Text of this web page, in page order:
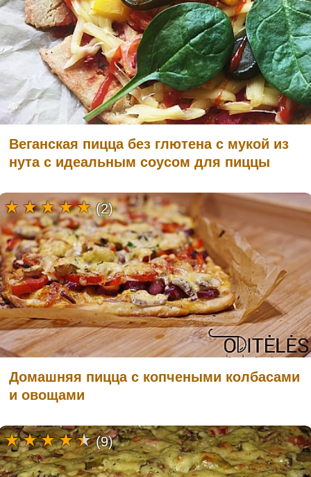
Веганская пицца без глютена с мукой из
нута с идеальным соусом для пиццы
Домашняя пицца с копчеными колбасами
и овощами
(2)
(9)